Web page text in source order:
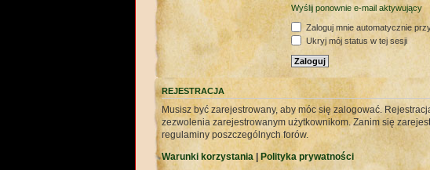
Wyślij ponownie e-mail aktywujący
Zaloguj mnie automatycznie
Ukryj mój status w tej sesji
REJESTRACJA
Musisz być zarejestrowany, aby móc się zalogować.
zezwolenia zarejestrowanym użytkownikom. Zanim się
regulaminy poszczególnych forów.
Warunki korzystania|Polityka prywatności